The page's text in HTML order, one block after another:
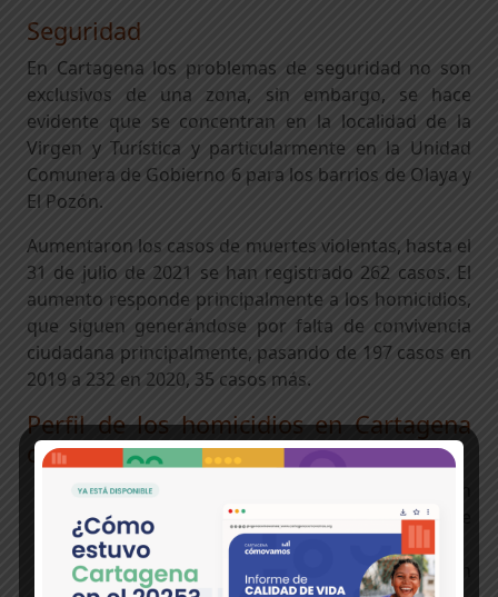
Seguridad
En Cartagena los problemas de seguridad no son
exclusivos de una zona, sin embargo, se hace
evidente que se concentran en la localidad de la
Virgen y Turística y particularmente en la Unidad
Comunera de Gobierno 6 para los barrios de Olaya y
El Pozón.
Aumentaron los casos de muertes violentas, hasta el
31 de julio de 2021 se han registrado 262 casos. El
aumento responde principalmente a los homicidios,
que siguen generándose por falta de convivencia
ciudadana principalmente, pasando de 197 casos en
2019 a 232 en 2020, 35 casos más.
Perfil de los homicidios en Cartagena
durante el 2020
El 95% de las víctimas de los homicidios son
hombres, de los cuáles, el 70% tiene menos de
34 años.
El 41% de los homicidios se dieron en